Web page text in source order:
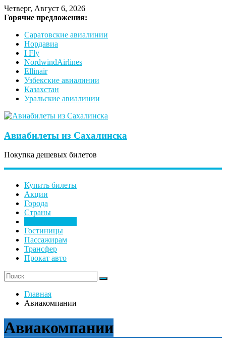
Четверг, Август 6, 2026
Горячие предложения:
Саратовские авиалинии
Нордавиа
I Fly
NordwindAirlines
Ellinair
Узбекские авиалинии
Казахстан
Уральские авиалинии
Авиабилеты из Сахалинска
Покупка дешевых билетов
Купить билеты
Акции
Города
Страны
Гостиницы
Пассажирам
Трансфер
Прокат авто
Главная
Авиакомпании
Авиакомпании